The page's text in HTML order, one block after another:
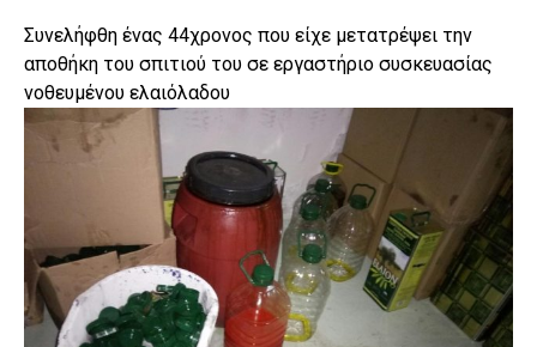
Συνελήφθη ένας 44χρονος που είχε μετατρέψει την
αποθήκη του σπιτιού του σε εργαστήριο συσκευασίας
νοθευμένου ελαιόλαδου